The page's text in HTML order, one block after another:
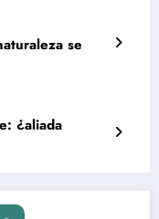
se
¿aliada